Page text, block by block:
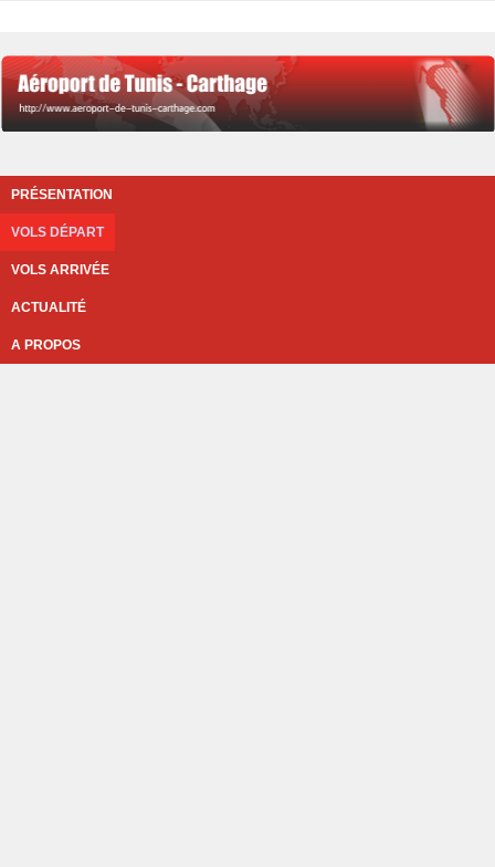
PRÉSENTATION
VOLS DÉPART
VOLS ARRIVÉE
ACTUALITÉ
A PROPOS